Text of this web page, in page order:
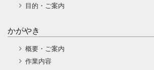
目的・ご案内
かがやき
概要・ご案内
作業内容